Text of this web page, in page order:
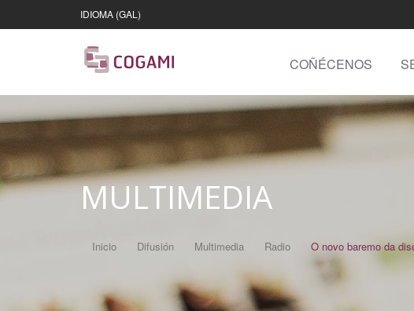
IDIOMA (GAL)
COÑÉCENOS
MULTIMEDIA
Inicio Difusión Multimedia Radio O novo baremo da